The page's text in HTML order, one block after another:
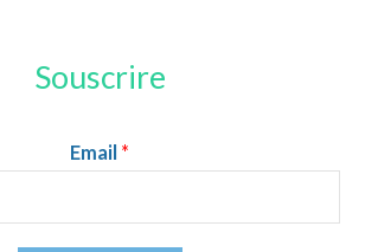
Souscrire
Email *